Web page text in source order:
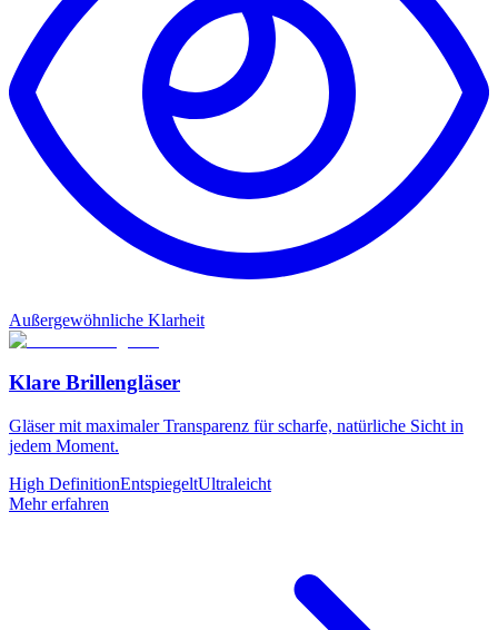
Außergewöhnliche Klarheit
Klare Brillengläser
Gläser mit maximaler Transparenz für scharfe, natürliche Sicht in
jedem Moment.
High DefinitionEntspiegeltUltraleicht
Mehr erfahren